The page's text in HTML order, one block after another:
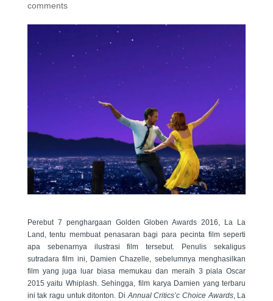
comments
Perebut 7 penghargaan Golden Globen Awards 2016, La La
Land, tentu membuat penasaran bagi para pecinta film seperti
apa sebenarnya ilustrasi film tersebut. Penulis sekaligus
sutradara film ini, Damien Chazelle, sebelumnya menghasilkan
film yang juga luar biasa memukau dan meraih 3 piala Oscar
2015 yaitu Whiplash. Sehingga, film karya Damien yang terbaru
ini tak ragu untuk ditonton. DiAnnual Critics’c Choice Awards, La